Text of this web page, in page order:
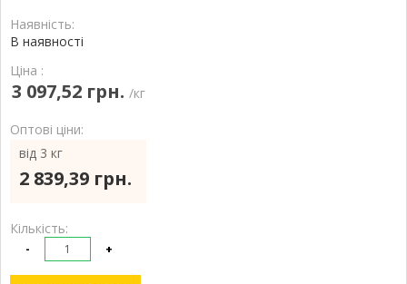
Наявність:
В наявності
Ціна :
3 097,52 грн. /кг
Оптові ціни:
від 3 кг
2 839,39 грн.
Кількість:
- +